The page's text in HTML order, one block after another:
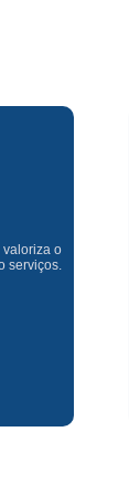
Tecnica
Microondas
de Lavar
de Lavar
Roupa
do
lava e
os